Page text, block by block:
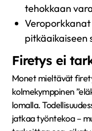
tehokkaan
pitkäaikaiseen
Firetys ei
Monet mieltävät
kolmekymppinen
lomalla.
jatkaa työntekoa –